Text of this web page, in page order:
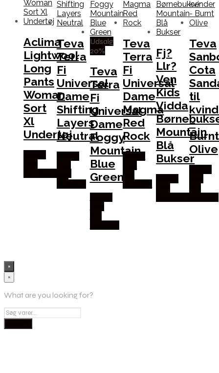
Aclima
Lightwool
Long
Pants
Woman
Sort
Xl
Undertøj
Teva
Terra
Fi
Universal
Dame
Shifting
Layers
Neutral
Udsalg
20%
Teva
Terra
Fi
Universal
Dame
Foggy
Mountain
Blue
Green
Teva
Terra
Fi
Universal
Dame
Magma
Red
Rock
Fj?
Llr?
Ven
Kids
Vidda
Mountain
Blå
Bukser
Teva
Cota
til
–
Burnt
Olive
×
×
What are you looking for?